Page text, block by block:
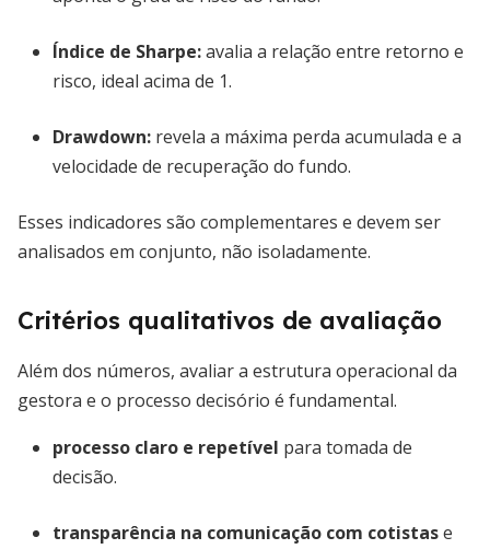
Índice de Sharpe:avalia a relação entre retorno e
risco, ideal acima de 1.
Drawdown: revela a máxima perda acumulada e a
velocidade de recuperação do fundo.
Esses indicadores são complementares e devem ser
analisados em conjunto, não isoladamente.
Critérios qualitativos de avaliação
Além dos números, avaliar a estrutura operacional da
gestora e o processo decisório é fundamental.
processo claro e repetível para tomada de
decisão.
transparência na comunicação com cotistase